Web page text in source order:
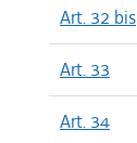
Art. 32 bis
Art. 33
Art. 34